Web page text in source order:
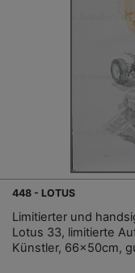
448 - LOTUS
Limitierter und
Lotus 33, limitierte
Künstler, 66x50cm,